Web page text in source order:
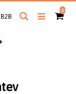
Cart
0
Pretraga